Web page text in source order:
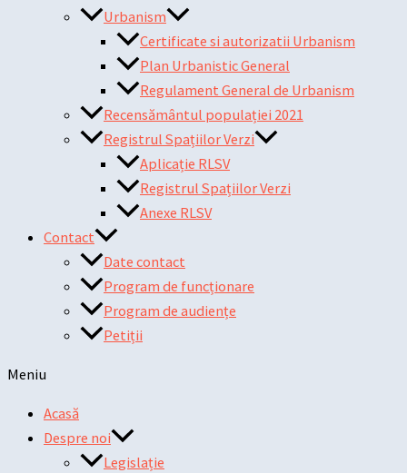
Urbanism
Certificate si autorizatii Urbanism
Plan Urbanistic General
Regulament General de Urbanism
Recensământul populației 2021
Registrul Spațiilor Verzi
Aplicație RLSV
Registrul Spațiilor Verzi
Anexe RLSV
Contact
Date contact
Program de funcționare
Program de audiențe
Petiții
Meniu
Acasă
Despre noi
Legislație